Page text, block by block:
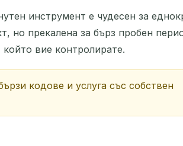
инструмент е чудесен за
но прекалена за бърз пробен
вие контролирате.
кодове и услуга със собствен